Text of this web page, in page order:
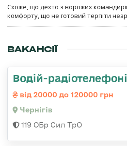
Схоже, що дехто з ворожих
комфорту, що не готовий терпіти
ВАКАНСІЇ
Водій-
від 20000 до 120000 грн
Чернігів
119 ОБр Сил ТрО